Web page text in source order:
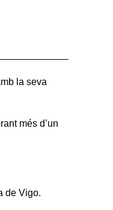
la seva
més d’un
de Vigo.